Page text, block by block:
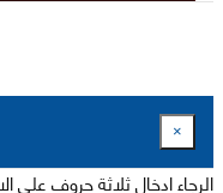
×
الرجاء ادخال ثلاثة حروف على